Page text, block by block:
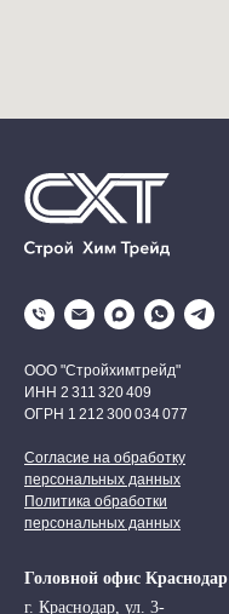
ООО "Стройхимтрейд"
ИНН 2 311 320 409
ОГРН 1 212 300 034 077
Согласие на обработку
персональных данных
Политика обработки
персональных данных
Головной офис Краснодар
г. Краснодар, ул. 3-